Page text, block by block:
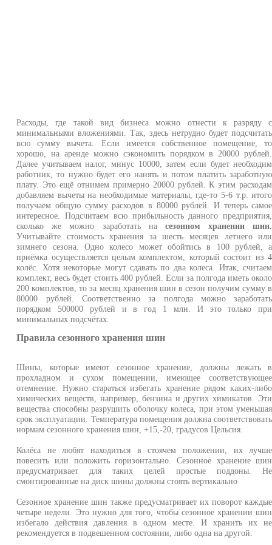
Расходы, где такой вид бизнеса можно отнести к разряду с
минимальными вложениями. Так, здесь нетрудно будет подсчитать
всю сумму вычета. Если имеется собственное помещение, то
хорошо, на аренде можно сэкономить порядком в 20000 рублей.
Далее учитываем налог, минус 10000, затем если будет необходим
работник, то нужно будет его нанять и потом платить заработную
плату. Это ещё отнимем примерно 20000 рублей. К этим расходам
добавляем вычеты на необходимые материалы, где-то 5-6 т.р. итого
получаем общую сумму расходов в 80000 рублей. И теперь самое
интересное. Подсчитаем всю прибыльность данного предприятия,
сколько же можно заработать на сезонном хранении шин.
Учитывайте стоимость хранения за шесть месяцев летнего или
зимнего сезона. Одно колесо может обойтись в 100 рублей, а
приёмка осуществляется целым комплектом, который состоит из 4
колёс. Хотя некоторые могут сдавать по два колеса. Итак, считаем
комплект, весь будет стоить 400 рублей. Если за полгода иметь около
200 комплектов, то за месяц хранения шин в сезон получим сумму в
80000 рублей. Соответственно за полгода можно заработать
порядком 500000 рублей и в год 1 млн. И это только при
минимальных подсчётах.
Правила сезонного хранения шин
Шины, которые имеют сезонное хранение, должны лежать в
прохладном и сухом помещении, имеющее соответствующее
отемнение. Нужно стараться избегать хранение рядом каких-либо
химических веществ, например, бензина и других химикатов. Эти
вещества способны разрушить оболочку колеса, при этом уменьшая
срок эксплуатации. Температура помещения должна соответствовать
нормам сезонного хранения шин, +15,-20, градусов Цельсия.
Колёса не любят находиться в стоячем положении, их лучше
повесить или положить горизонтально. Сезонное хранение шин
предусматривает для таких целей простые поддоны. Не
смонтированные на диск шины должны стоять вертикально
Сезонное хранение шин также предусматривает их поворот каждые
четыре недели. Это нужно для того, чтобы сезонное хранении шин
избегало действия давления в одном месте. И хранить их не
рекомендуется в подвешенном состоянии, либо одна на другой.